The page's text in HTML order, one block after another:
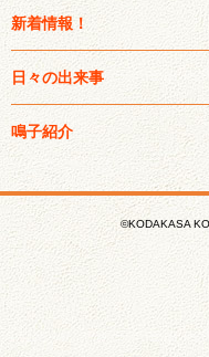
新着情報！
日々の出来事
鳴子紹介
©KODAKASA